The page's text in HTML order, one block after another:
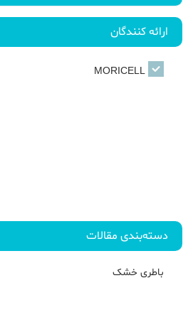
ارائه کنندگان
دسته‌بندی مقالات
باطری خشک